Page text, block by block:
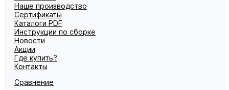
Наше производство
Сертификаты
Каталоги PDF
Инструкции по сборке
Новости
Акции
Где купить?
Контакты
Сравнение